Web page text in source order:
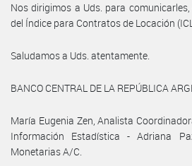
Nos dirigimos a Uds. para
del Índice para Contratos de Locación
Saludamos a Uds. atentamente.
BANCO CENTRAL DE LA REPÚBLICA
María Eugenia Zen, Analista
Información Estadística - Adriana
Monetarias A/C.